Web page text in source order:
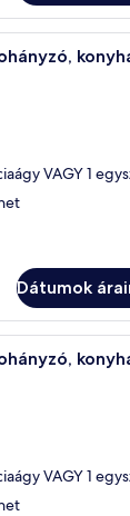
Egy
VAGY 1
Dátumok
Egy
VAGY 1